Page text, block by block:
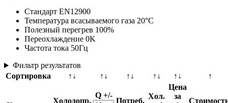
Стандарт EN12900
Температура всасываемого газа 20°C
Полезный перегрев 100%
Переохлаждение 0K
Частота тока 50Гц
Фильтр результатов
Сортировка
↑↓ ↑↓ ↑↓ ↑↓ ↑↓ ↑
Холодопр.
Q +/-
Потреб.
Хол.
Цена
за